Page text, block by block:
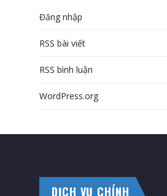
Đăng nhập
RSS bài viết
RSS bình luận
WordPress.org
DỊCH VỤ CHÍNH